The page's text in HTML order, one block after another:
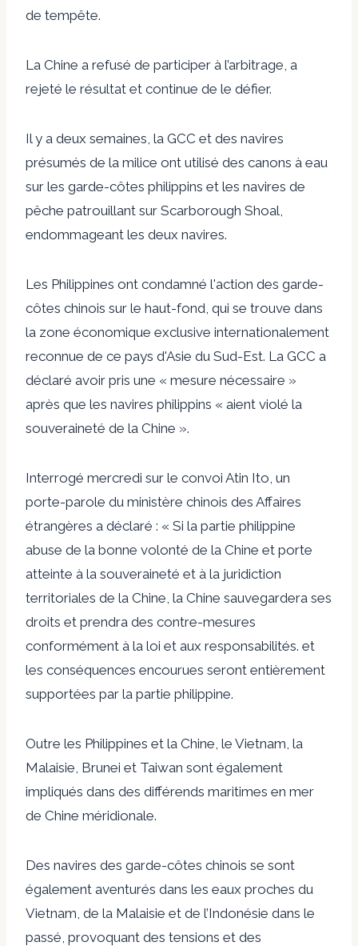
de tempête.
La Chine a refusé de participer à l’arbitrage, a
rejeté le résultat et continue de le défier.
Il y a deux semaines, la GCC et des navires
présumés de la milice ont utilisé des canons à eau
sur les garde-côtes philippins et les navires de
pêche patrouillant sur Scarborough Shoal,
endommageant les deux navires.
Les Philippines ont condamné l'action des garde-
côtes chinois sur le haut-fond, qui se trouve dans
la zone économique exclusive internationalement
reconnue de ce pays d'Asie du Sud-Est. La GCC a
déclaré avoir pris une « mesure nécessaire »
après que les navires philippins « aient violé la
souveraineté de la Chine ».
Interrogé mercredi sur le convoi Atin Ito, un
porte-parole du ministère chinois des Affaires
étrangères a déclaré : « Si la partie philippine
abuse de la bonne volonté de la Chine et porte
atteinte à la souveraineté et à la juridiction
territoriales de la Chine, la Chine sauvegardera ses
droits et prendra des contre-mesures
conformément à la loi et aux responsabilités. et
les conséquences encourues seront entièrement
supportées par la partie philippine.
Outre les Philippines et la Chine, le Vietnam, la
Malaisie, Brunei et Taiwan sont également
impliqués dans des différends maritimes en mer
de Chine méridionale.
Des navires des garde-côtes chinois se sont
également aventurés dans les eaux proches du
Vietnam, de la Malaisie et de l’Indonésie dans le
passé, provoquant des tensions et des